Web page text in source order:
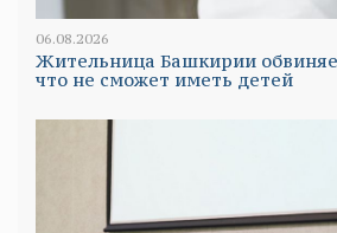
06.08.2026
Жительница Башкирии
что не сможет иметь детей